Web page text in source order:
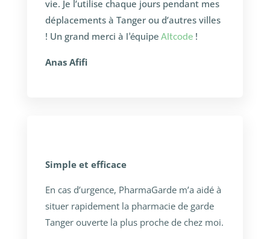
vie. Je l’utilise chaque jours pendant mes
déplacements à Tanger ou d’autres villes
! Un grand merci à l’équipe Altcode !
Anas Afifi
Simple et efficace
En cas d’urgence, PharmaGarde m’a aidé à
situer rapidement la pharmacie de garde
Tanger ouverte la plus proche de chez moi.